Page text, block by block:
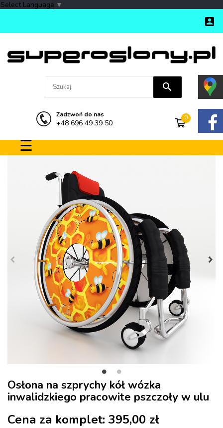
Select Language ▼

search
Zadzwoń do nas
+48 696 49 39 50
0
Toggle navigation
☰
Osłona na szprychy kół wózka
inwalidzkiego pracowite pszczoły w ulu
Cena za komplet: 395,00 zł